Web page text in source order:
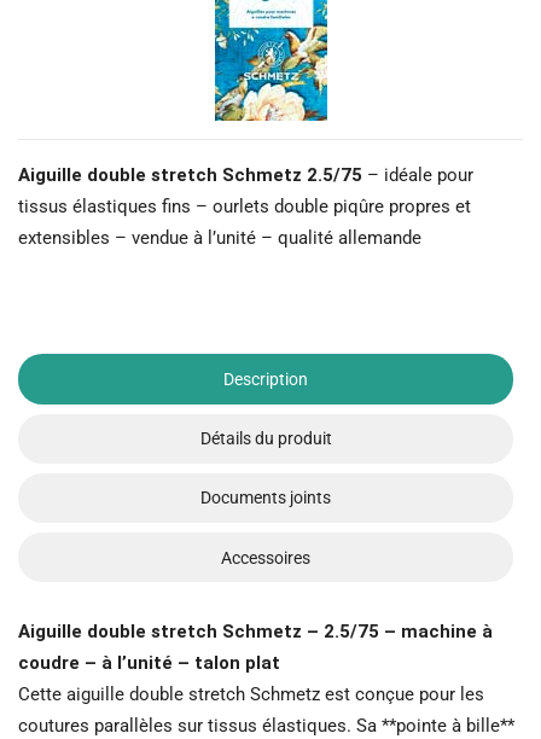
Aiguille double stretch Schmetz 2.5/75 – idéale pour
tissus élastiques fins – ourlets double piqûre propres et
extensibles – vendue à l’unité – qualité allemande
Description
Détails du produit
Documents joints
Accessoires
Aiguille double stretch Schmetz – 2.5/75 – machine à
coudre – à l’unité – talon plat
Cette aiguille double stretch Schmetz est conçue pour les
coutures parallèles sur tissus élastiques. Sa **pointe à bille**